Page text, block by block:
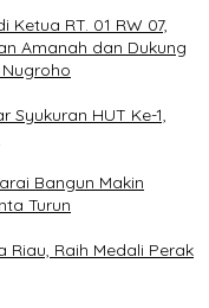
RT. 01 RW 07,
Amanah dan Dukung
Syukuran HUT Ke-1,
Bangun Makin
Turun
Raih Medali Perak